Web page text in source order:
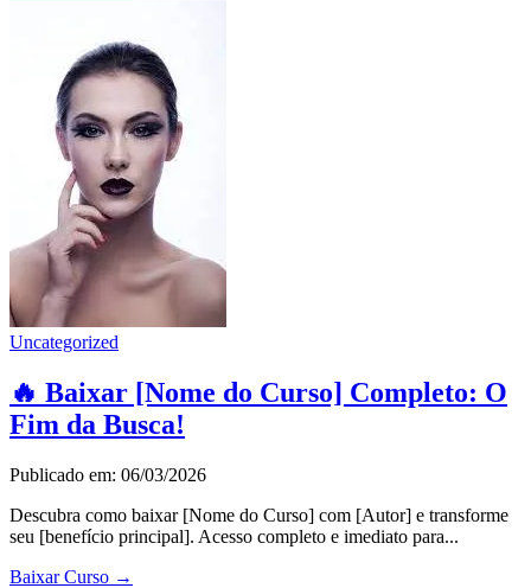
Uncategorized
🔥 Baixar [Nome do Curso] Completo: O
Fim da Busca!
Publicado em: 06/03/2026
Descubra como baixar [Nome do Curso] com [Autor] e transforme
seu [benefício principal]. Acesso completo e imediato para...
Baixar Curso →